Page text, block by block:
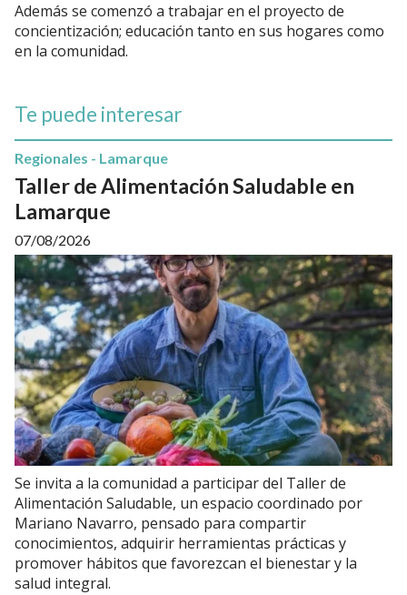
Además se comenzó a trabajar en el proyecto de
concientización; educación tanto en sus hogares como
en la comunidad.
Te puede interesar
Taller de Alimentación Saludable en
Lamarque
Regionales - Lamarque
07/08/2026
Se invita a la comunidad a participar del Taller de
Alimentación Saludable, un espacio coordinado por
Mariano Navarro, pensado para compartir
conocimientos, adquirir herramientas prácticas y
promover hábitos que favorezcan el bienestar y la
salud integral.